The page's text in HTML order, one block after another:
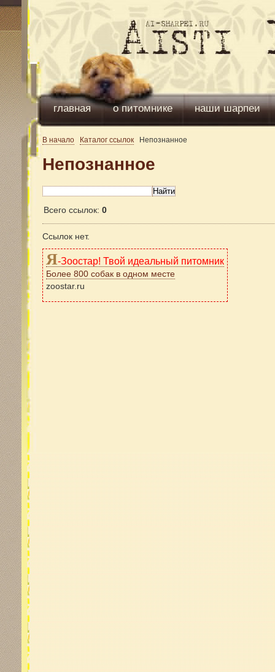
главная о питомнике наши шарпеи
В начало Каталог ссылок Непознанное
Непознанное
Всего ссылок: 0
Ссылок нет.
Я-Зоостар! Твой идеальный питомник
Более 800 собак в одном месте
zoostar.ru